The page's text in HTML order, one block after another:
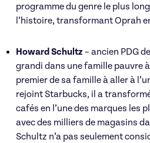
programme du genre le plus
l’histoire, transformant Oprah
Howard Schultz – ancien PDG
grandi dans une famille pauvre
premier de sa famille à aller à
rejoint Starbucks, il a
cafés en l’une des marques les
avec des milliers de magasins
Schultz n’a pas seulement